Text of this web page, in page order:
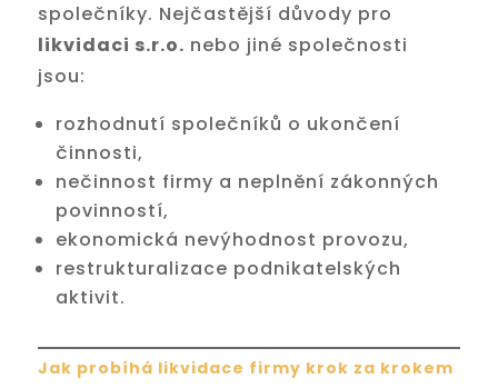
společníky. Nejčastější důvody pro
likvidaci s.r.o. nebo jiné společnosti
jsou:
rozhodnutí společníků o ukončení
činnosti,
nečinnost firmy a neplnění zákonných
povinností,
ekonomická nevýhodnost provozu,
restrukturalizace podnikatelských
aktivit.
Jak probíhá likvidace firmy krok za krokem